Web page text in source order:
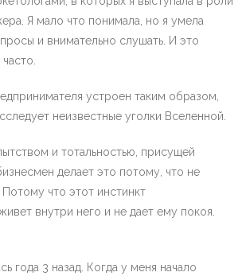
Я мало что понимала, но я умела
и внимательно слушать. И это
устроен таким образом,
неизвестные уголки Вселенной.
и тотальностью, присущей
делает это потому, что не
что этот инстинкт
внутри него и не дает ему покоя.
года 3 назад. Когда у меня начало